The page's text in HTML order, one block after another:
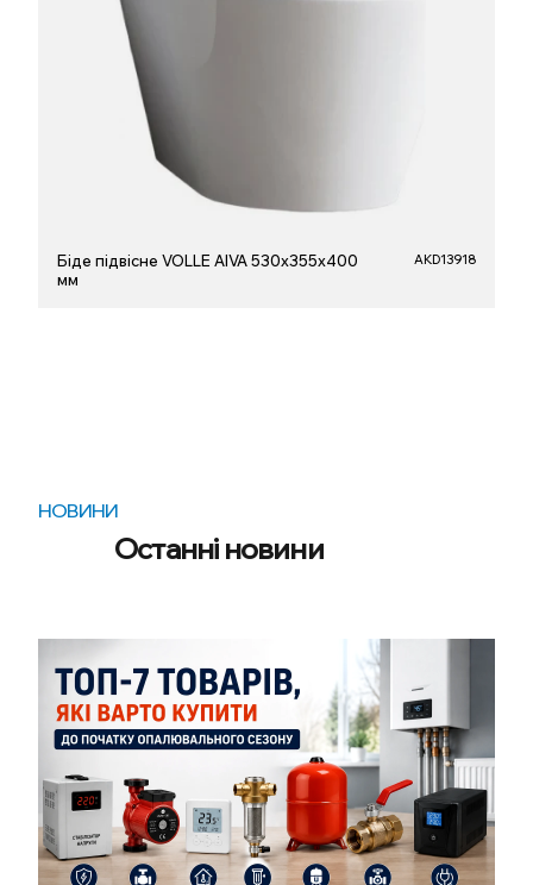
Біде підвісне VOLLE AIVA 530х355х400
мм
AKD13918
НОВИНИ
Останні новини